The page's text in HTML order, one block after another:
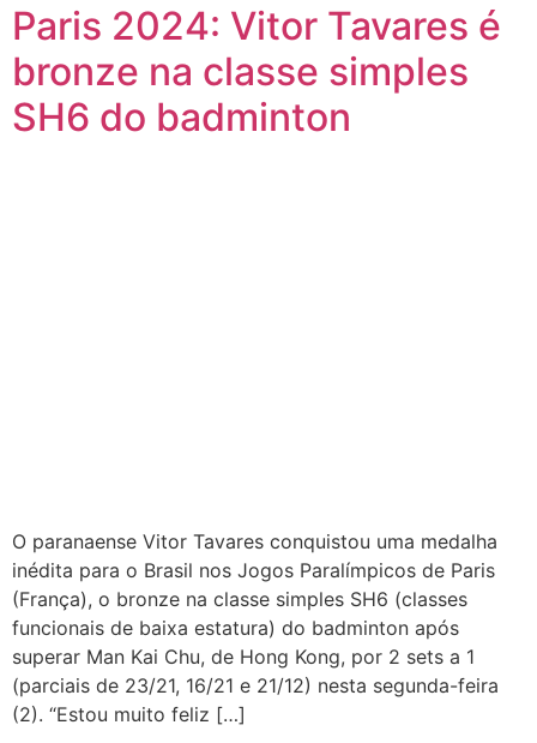
Paris 2024: Vitor Tavares é
bronze na classe simples
SH6 do badminton
O paranaense Vitor Tavares conquistou uma medalha
inédita para o Brasil nos Jogos Paralímpicos de Paris
(França), o bronze na classe simples SH6 (classes
funcionais de baixa estatura) do badminton após
superar Man Kai Chu, de Hong Kong, por 2 sets a 1
(parciais de 23/21, 16/21 e 21/12) nesta segunda-feira
(2). “Estou muito feliz […]